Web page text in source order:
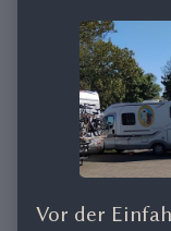
Vor der